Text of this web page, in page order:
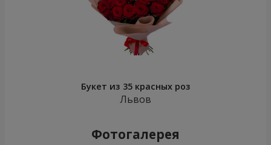
Букет из 35 красных роз
Львов
Фотогалерея